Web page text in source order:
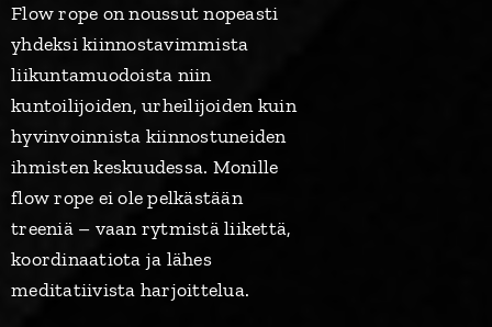
Flow rope on noussut nopeasti
yhdeksi kiinnostavimmista
liikuntamuodoista niin
kuntoilijoiden, urheilijoiden kuin
hyvinvoinnista kiinnostuneiden
ihmisten keskuudessa. Monille
flow rope ei ole pelkästään
treeniä – vaan rytmistä liikettä,
koordinaatiota ja lähes
meditatiivista harjoittelua.